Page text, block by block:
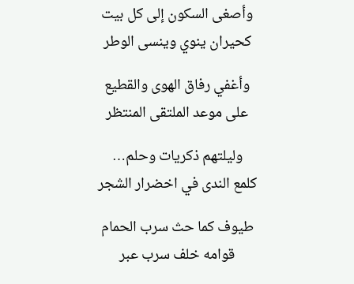
وأصغى السكون إلى كل بيت
كحيران ينوي وينسى الوطر
وأغفي رفاق الهوى والقطيع
على موعد الملتقى المنتظر
وليلتهم ذكريات وحلم…
كلمع الندى في اخضرار الشجر
طيوف كما حث سرب الحمام
قوامه خلف سرب عبر